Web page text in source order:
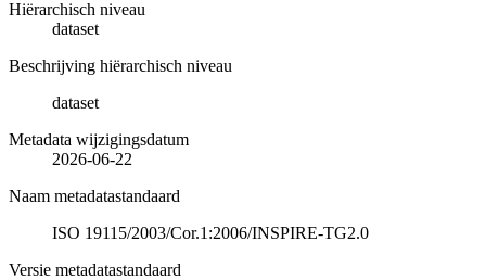
Hiërarchisch niveau
dataset
Beschrijving hiërarchisch niveau
dataset
Metadata wijzigingsdatum
2026-06-22
Naam metadatastandaard
ISO 19115/2003/Cor.1:2006/INSPIRE-TG2.0
Versie metadatastandaard